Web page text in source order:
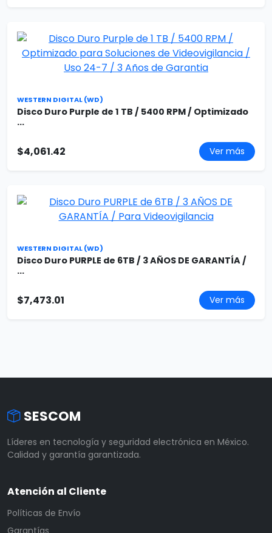
WESTERN DIGITAL (WD)
Disco Duro Purple de 1 TB / 5400 RPM / Optimizado
...
$4,061.42 Ver más
WESTERN DIGITAL (WD)
Disco Duro PURPLE de 6TB / 3 AÑOS DE GARANTÍA /
...
$7,473.01 Ver más
SESCOM
Líderes en tecnología y seguridad electrónica en México.
Calidad y garantía garantizada.
Atención al Cliente
Políticas de Envío